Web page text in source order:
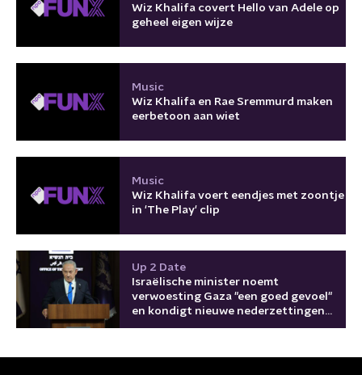
Wiz Khalifa covert Hello van Adele op
geheel eigen wijze
Music
Wiz Khalifa en Rae Sremmurd maken
eerbetoon aan wiet
Music
Wiz Khalifa voert eendjes met zoontje
in 'The Play' clip
Up 2 Date
Israëlische minister noemt
verwoesting Gaza "een goed gevoel"
en kondigt nieuwe nederzettingen